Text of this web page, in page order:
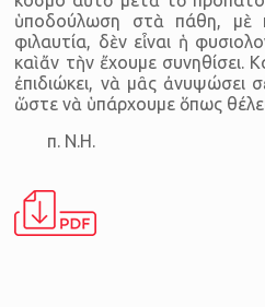
ὑποδούλωση στὰ πάθη, μὲ
φιλαυτία, δὲν εἶναι ἡ
καὶ ἄν τὴν ἔχουμε συνηθίσει.
ἐπιδιώκει, νὰ μᾶς ἀνυψώσει
ὥστε νὰ ὑπάρχουμε ὅπως
π. Ν.Η.